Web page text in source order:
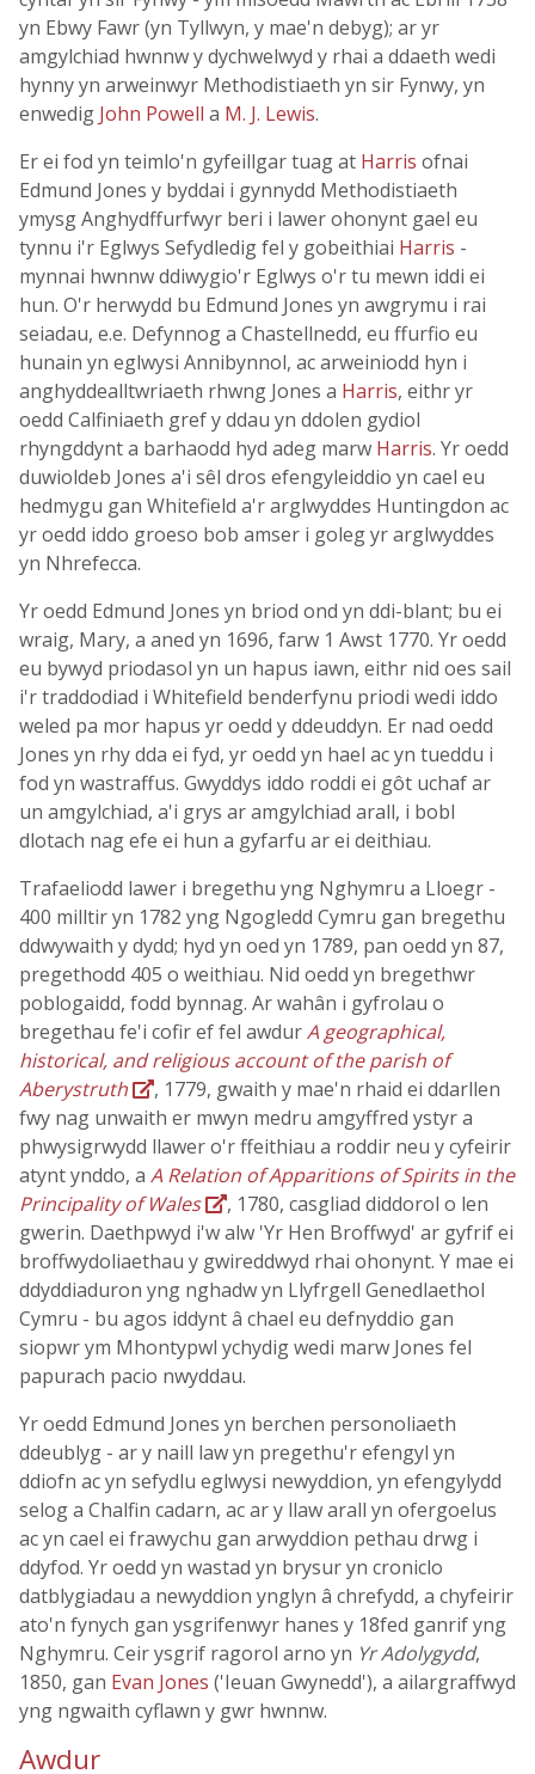
yn Ebwy Fawr (yn Tyllwyn, y mae'n debyg); ar yr
amgylchiad hwnnw y dychwelwyd y rhai a ddaeth wedi
hynny yn arweinwyr Methodistiaeth yn sir Fynwy, yn
enwedig John Powell a M. J. Lewis.
Er ei fod yn teimlo'n gyfeillgar tuag at Harris ofnai
Edmund Jones y byddai i gynnydd Methodistiaeth
ymysg Anghydffurfwyr beri i lawer ohonynt gael eu
tynnu i'r Eglwys Sefydledig fel y gobeithiai Harris -
mynnai hwnnw ddiwygio'r Eglwys o'r tu mewn iddi ei
hun. O'r herwydd bu Edmund Jones yn awgrymu i rai
seiadau, e.e. Defynnog a Chastellnedd, eu ffurfio eu
hunain yn eglwysi Annibynnol, ac arweiniodd hyn i
anghyddealltwriaeth rhwng Jones a Harris, eithr yr
oedd Calfiniaeth gref y ddau yn ddolen gydiol
rhyngddynt a barhaodd hyd adeg marw Harris. Yr oedd
duwioldeb Jones a'i sêl dros efengyleiddio yn cael eu
hedmygu gan Whitefield a'r arglwyddes Huntingdon ac
yr oedd iddo groeso bob amser i goleg yr arglwyddes
yn Nhrefecca.
Yr oedd Edmund Jones yn briod ond yn ddi-blant; bu ei
wraig, Mary, a aned yn 1696, farw 1 Awst 1770. Yr oedd
eu bywyd priodasol yn un hapus iawn, eithr nid oes sail
i'r traddodiad i Whitefield benderfynu priodi wedi iddo
weled pa mor hapus yr oedd y ddeuddyn. Er nad oedd
Jones yn rhy dda ei fyd, yr oedd yn hael ac yn tueddu i
fod yn wastraffus. Gwyddys iddo roddi ei gôt uchaf ar
un amgylchiad, a'i grys ar amgylchiad arall, i bobl
dlotach nag efe ei hun a gyfarfu ar ei deithiau.
Trafaeliodd lawer i bregethu yng Nghymru a Lloegr -
400 milltir yn 1782 yng Ngogledd Cymru gan bregethu
ddwywaith y dydd; hyd yn oed yn 1789, pan oedd yn 87,
pregethodd 405 o weithiau. Nid oedd yn bregethwr
poblogaidd, fodd bynnag. Ar wahân i gyfrolau o
bregethau fe'i cofir ef fel awdurA geographical,
historical, and religious account of the parish of
Aberystruth
, 1779, gwaith y mae'n rhaid ei ddarllen
fwy nag unwaith er mwyn medru amgyffred ystyr a
phwysigrwydd llawer o'r ffeithiau a roddir neu y cyfeirir
atynt ynddo, a A Relation of Apparitions of Spirits in the
Principality of Wales
, 1780, casgliad diddorol o len
gwerin. Daethpwyd i'w alw 'Yr Hen Broffwyd' ar gyfrif ei
broffwydoliaethau y gwireddwyd rhai ohonynt. Y mae ei
ddyddiaduron yng nghadw yn Llyfrgell Genedlaethol
Cymru - bu agos iddynt â chael eu defnyddio gan
siopwr ym Mhontypwl ychydig wedi marw Jones fel
papurach pacio nwyddau.
Yr oedd Edmund Jones yn berchen personoliaeth
ddeublyg - ar y naill law yn pregethu'r efengyl yn
ddiofn ac yn sefydlu eglwysi newyddion, yn efengylydd
selog a Chalfin cadarn, ac ar y llaw arall yn ofergoelus
ac yn cael ei frawychu gan arwyddion pethau drwg i
ddyfod. Yr oedd yn wastad yn brysur yn croniclo
datblygiadau a newyddion ynglyn â chrefydd, a chyfeirir
ato'n fynych gan ysgrifenwyr hanes y 18fed ganrif yng
Nghymru. Ceir ysgrif ragorol arno yn Yr Adolygydd,
1850, gan Evan Jones ('Ieuan Gwynedd'), a ailargraffwyd
yng ngwaith cyflawn y gwr hwnnw.
Awdur